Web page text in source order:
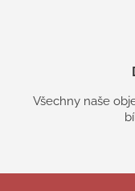
Všechny naše